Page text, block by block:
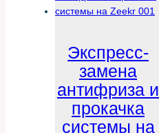
Экспресс-
замена
антифриза и
прокачка
системы на